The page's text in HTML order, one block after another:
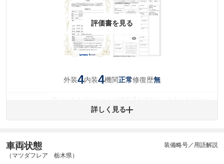
評価書を見る
外装4内装4機関正常修復歴無
コミが残っています。
(内装状態)
機関 主要機関に不具合はありません。
詳しく見る
車両状態
（マツダフレア 栃木県）
装備略号／用語解説